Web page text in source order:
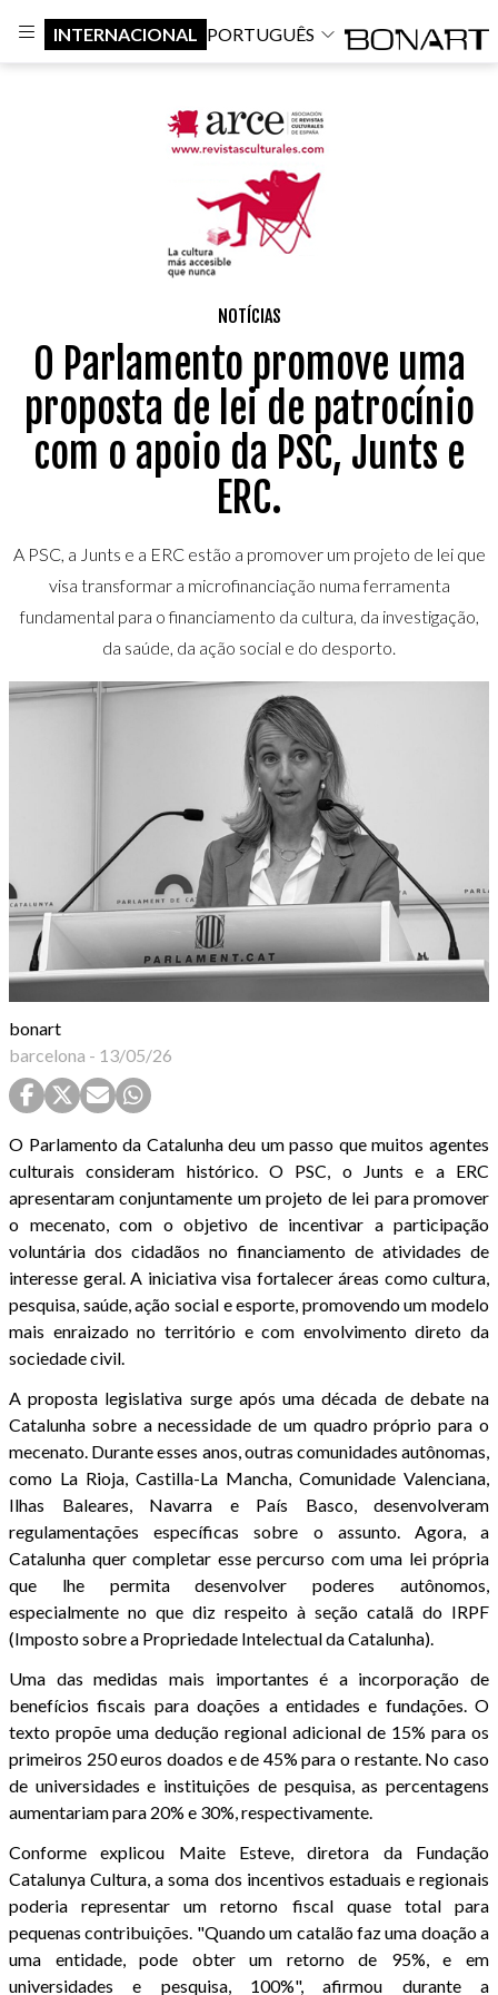
INTERNACIONAL PORTUGUÊS
NOTÍCIAS
O Parlamento promove uma
proposta de lei de patrocínio
com o apoio da PSC, Junts e
ERC.
A PSC, a Junts e a ERC estão a promover um projeto de lei que
visa transformar a microfinanciação numa ferramenta
fundamental para o financiamento da cultura, da investigação,
da saúde, da ação social e do desporto.
bonart
barcelona - 13/05/26
O Parlamento da Catalunha deu um passo que muitos agentes
culturais consideram histórico. O PSC, o Junts e a ERC
apresentaram conjuntamente um projeto de lei para promover
o mecenato, com o objetivo de incentivar a participação
voluntária dos cidadãos no financiamento de atividades de
interesse geral. A iniciativa visa fortalecer áreas como cultura,
pesquisa, saúde, ação social e esporte, promovendo um modelo
mais enraizado no território e com envolvimento direto da
sociedade civil.
A proposta legislativa surge após uma década de debate na
Catalunha sobre a necessidade de um quadro próprio para o
mecenato. Durante esses anos, outras comunidades autônomas,
como La Rioja, Castilla-La Mancha, Comunidade Valenciana,
Ilhas Baleares, Navarra e País Basco, desenvolveram
regulamentações específicas sobre o assunto. Agora, a
Catalunha quer completar esse percurso com uma lei própria
que lhe permita desenvolver poderes autônomos,
especialmente no que diz respeito à seção catalã do IRPF
(Imposto sobre a Propriedade Intelectual da Catalunha).
Uma das medidas mais importantes é a incorporação de
benefícios fiscais para doações a entidades e fundações. O
texto propõe uma dedução regional adicional de 15% para os
primeiros 250 euros doados e de 45% para o restante. No caso
de universidades e instituições de pesquisa, as percentagens
aumentariam para 20% e 30%, respectivamente.
Conforme explicou Maite Esteve, diretora da Fundação
Catalunya Cultura, a soma dos incentivos estaduais e regionais
poderia representar um retorno fiscal quase total para
pequenas contribuições. "Quando um catalão faz uma doação a
uma entidade, pode obter um retorno de 95%, e em
universidades e pesquisa, 100%", afirmou durante a